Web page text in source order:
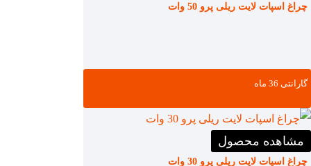
چراغ اسپات لایت ریلی پرو 50 وات
مشاهده محصول
گارانتی ‌36 ماه
چراغ اسپات لایت ریلی پرو 30 وات